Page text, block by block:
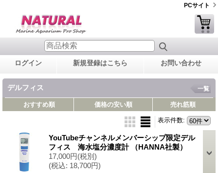
PCサイト
ログイン 新規登録はこちら お問い合わせ
デルフィス 一覧
おすすめ順 価格の安い順 売れ筋順
表示件数:
YouTubeチャンネルメンバーシップ限定デル
フィス 海水塩分濃度計 （HANNA社製）
17,000円(税別)
(税込: 18,700円)